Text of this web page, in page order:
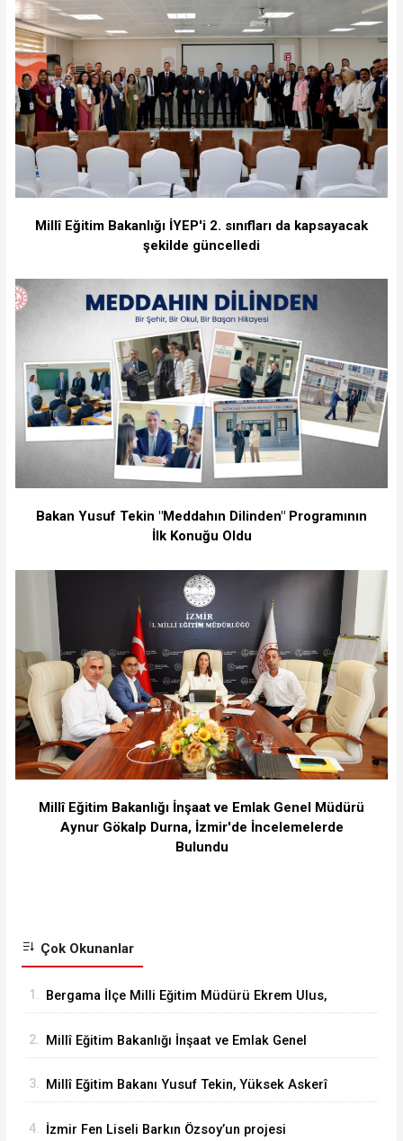
Millî Eğitim Bakanlığı İYEP'i 2. sınıfları da kapsayacak
şekilde güncelledi
Bakan Yusuf Tekin "Meddahın Dilinden" Programının
İlk Konuğu Oldu
Millî Eğitim Bakanlığı İnşaat ve Emlak Genel Müdürü
Aynur Gökalp Durna, İzmir'de İncelemelerde
Bulundu
Çok Okunanlar
1. Bergama İlçe Milli Eğitim Müdürü Ekrem Ulus,
çalışmaları inceledi
2. Millî Eğitim Bakanlığı İnşaat ve Emlak Genel
İncelemelerde Bulundu
3. Millî Eğitim Bakanı Yusuf Tekin, Yüksek Askerî
4. İzmir Fen Liseli Barkın Özsoy’un projesi